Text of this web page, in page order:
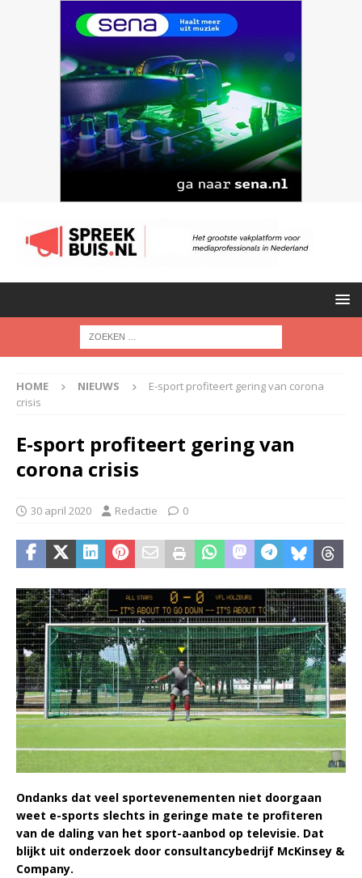
HOME NIEUWS
E-sport profiteert gering van corona
crisis
E-sport profiteert gering van
corona crisis
30 april 2020 Redactie 0
Ondanks dat veel sportevenementen niet doorgaan
weet e-sports slechts in geringe mate te profiteren
van de daling van het sport-aanbod op televisie. Dat
blijkt uit onderzoek door consultancybedrijf McKinsey &
Company.